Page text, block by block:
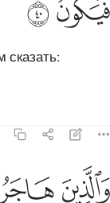
ﲼﲽ
сказать:
والذين هاجروا في
وَٱلَّذِينَ هَاجَرُوا۟ فِى
ﲾ